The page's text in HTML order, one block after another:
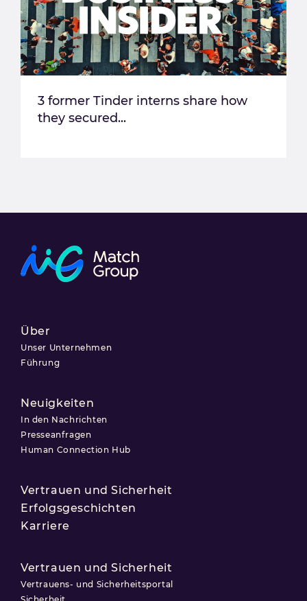
3 former Tinder interns share how
they secured...
Über
Unser Unternehmen
Führung
Neuigkeiten
In den Nachrichten
Presseanfragen
Human Connection Hub
Vertrauen und Sicherheit
Erfolgsgeschichten
Karriere
Vertrauen und Sicherheit
Vertrauens- und Sicherheitsportal